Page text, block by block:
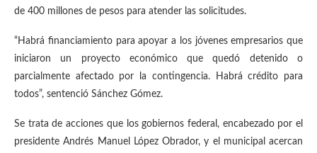
de 400 millones de pesos para atender las solicitudes.
“Habrá financiamiento para apoyar a los jóvenes empresarios que
iniciaron un proyecto económico que quedó detenido o
parcialmente afectado por la contingencia. Habrá crédito para
todos”, sentenció Sánchez Gómez.
Se trata de acciones que los gobiernos federal, encabezado por el
presidente Andrés Manuel López Obrador, y el municipal acercan